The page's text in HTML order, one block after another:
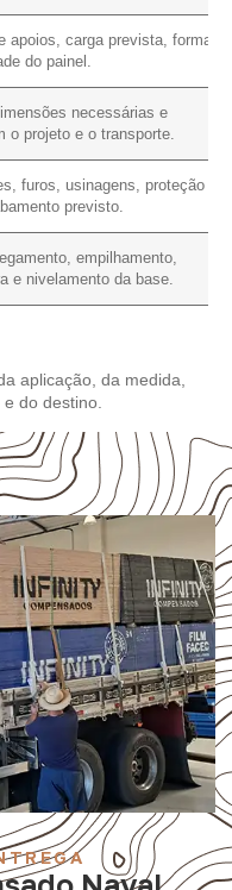
apoios, carga prevista, forma de
do painel.
necessárias e
o projeto e o transporte.
furos, usinagens, proteção
previsto.
empilhamento,
e nivelamento da base.
aplicação, da medida,
do destino.